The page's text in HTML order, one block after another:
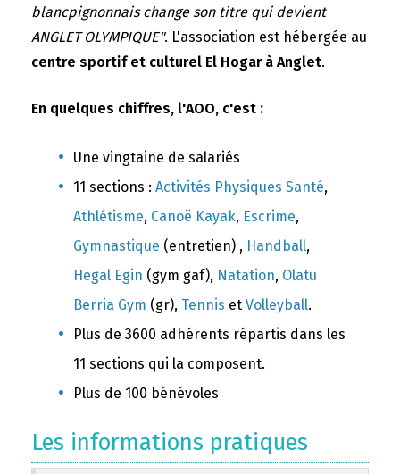
blancpignonnais change son titre qui devient
ANGLET OLYMPIQUE". L'association est hébergée au
centre sportif et culturel El Hogar à Anglet.
En quelques chiffres, l'AOO, c'est :
Une vingtaine de salariés
11 sections : Activités Physiques Santé,
Athlétisme, Canoë Kayak, Escrime,
Gymnastique (entretien) , Handball,
Hegal Egin (gym gaf), Natation, Olatu
Berria Gym (gr), Tennis et Volleyball.
Plus de 3600 adhérents répartis dans les
11 sections qui la composent.
Plus de 100 bénévoles
Les informations pratiques